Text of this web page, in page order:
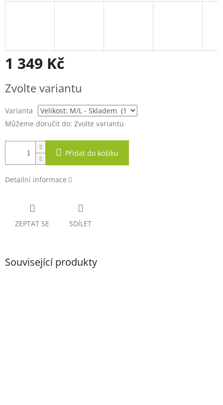
1 349 Kč
cena:
Zvolte variantu
Varianta
Můžeme doručit do: Zvolte variantu
Přidat do košíku
Detailní informace
ZEPTAT SE SDÍLET
Související produkty